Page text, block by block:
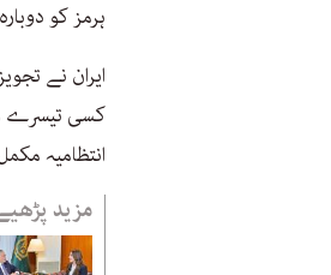
ہرمز کو
ایران نے
کسی تیسرے
انتظامیہ
مزید